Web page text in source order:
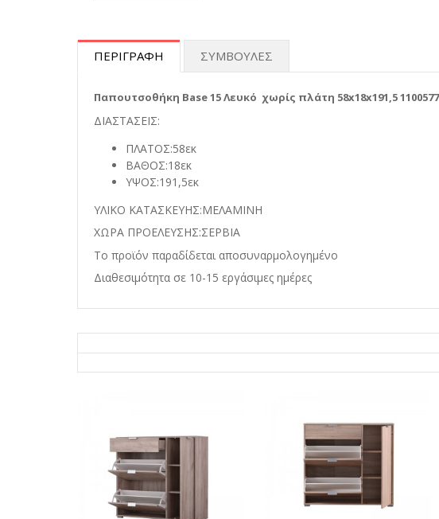
ΠΕΡΙΓΡΑΦΗ ΣΥΜΒΟΥΛΕΣ
Παπουτσοθήκη Base 15 Λευκό χωρίς πλάτη 58x18x191,5
ΔΙΑΣΤΑΣΕΙΣ:
ΠΛΑΤΟΣ:58εκ
ΒΑΘΟΣ:18εκ
ΥΨΟΣ:191,5εκ
ΥΛΙΚΟ ΚΑΤΑΣΚΕΥΗΣ:ΜΕΛΑΜΙΝΗ
ΧΩΡΑ ΠΡΟΕΛΕΥΣΗΣ:ΣΕΡΒΙΑ
Το προϊόν παραδίδεται αποσυναρμολογημένο
Διαθεσιμότητα σε 10-15 εργάσιμες ημέρες